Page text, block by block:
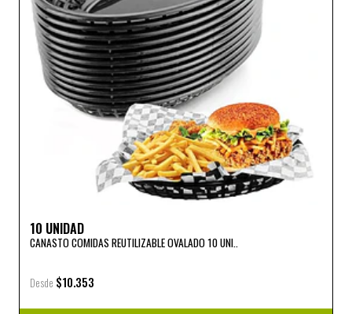
10 UNIDAD
CANASTO COMIDAS REUTILIZABLE OVALADO 10 UNI..
Desde $10.353